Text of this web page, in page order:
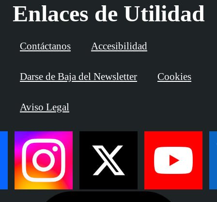
Enlaces de Utilidad
Contáctanos Accesibilidad
Darse de Baja del Newsletter Cookies
Aviso Legal